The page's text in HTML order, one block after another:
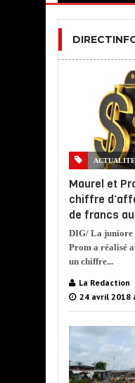
ACTUALITE
Maurel et
chiffre
de francs
DIG/ La
Prom a réalisé
un chiffre...
La Redaction
24 avril 2018